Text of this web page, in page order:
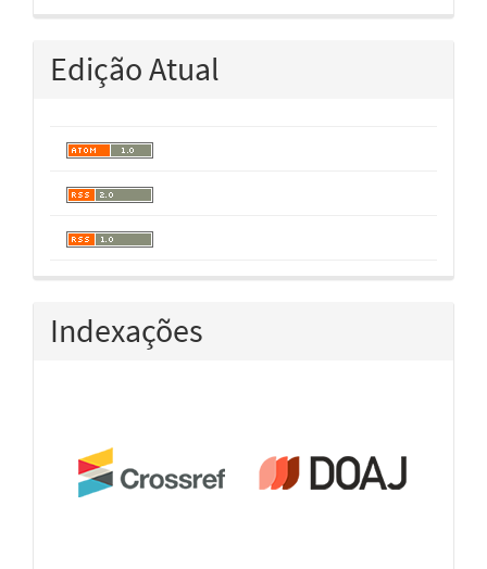
Edição Atual
Indexações